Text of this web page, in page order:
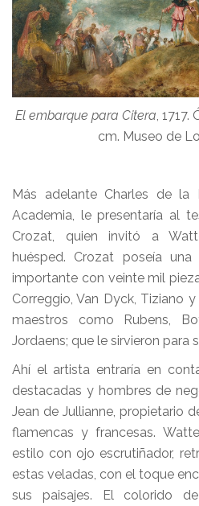
El embarque para Citera, 1717.
cm. Museo de
Más adelante Charles de
Academia, le presentaría al
Crozat, quien invitó a
huésped. Crozat poseía
importante con veinte mil
Correggio, Van Dyck, Tiziano
maestros como Rubens,
Jordaens; que le sirvieron para
Ahí el artista entraría en
destacadas y hombres de
Jean de Jullianne, propietario
flamencas y francesas.
estilo con ojo escrutiñador,
estas veladas, con el toque
sus paisajes. El colorido